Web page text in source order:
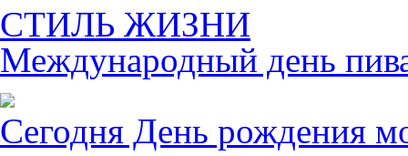
СТИЛЬ ЖИЗНИ
Международный день
Сегодня День рождения